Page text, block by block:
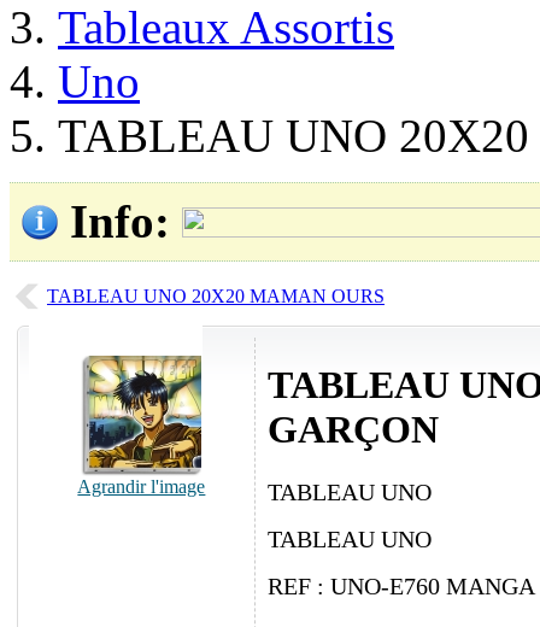
Tableaux Assortis
Uno
TABLEAU UNO
Info:
TABLEAU UNO 20X20 MAMAN OURS
Agrandir l'image
TABLEAU
GARÇON
TABLEAU UNO
TABLEAU UNO
REF : UNO-E760 MANGA